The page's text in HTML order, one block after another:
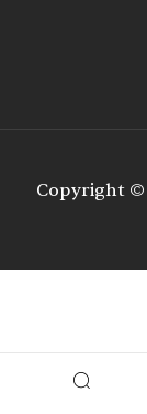
Copyright ©